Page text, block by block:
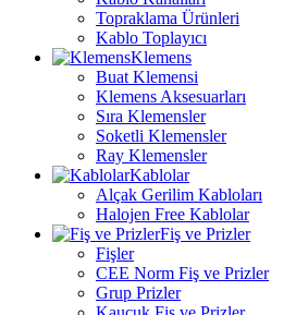
Topraklama Ürünleri
Kablo Toplayıcı
Klemens
Buat Klemensi
Klemens Aksesuarları
Sıra Klemensler
Soketli Klemensler
Ray Klemensler
Kablolar
Alçak Gerilim Kabloları
Halojen Free Kablolar
Fiş ve Prizler
Fişler
CEE Norm Fiş ve Prizler
Grup Prizler